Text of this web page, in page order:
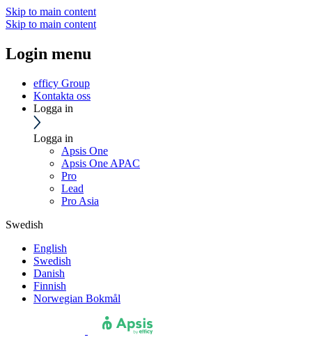
Skip to main content
Skip to main content
Login menu
efficy Group
Kontakta oss
Logga in
Logga in
Apsis One
Apsis One APAC
Pro
Lead
Pro Asia
Swedish
English
Swedish
Danish
Finnish
Norwegian Bokmål